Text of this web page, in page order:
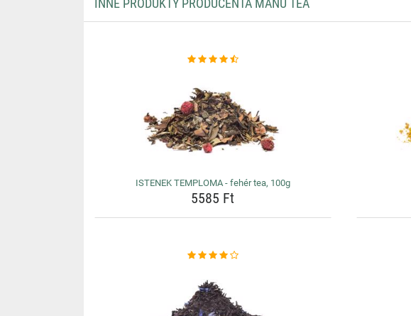
INNE PRODUKTY PRODUCENTA MANU TEA
ISTENEK TEMPLOMA - fehér tea, 100g
5585 Ft